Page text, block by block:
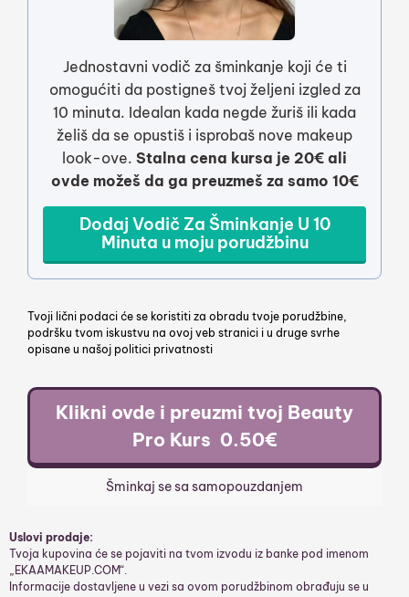
Jednostavni vodič za šminkanje koji će ti
omogućiti da postigneš tvoj željeni izgled za
10 minuta. Idealan kada negde žuriš ili kada
želiš da se opustiš i isprobaš nove makeup
look-ove. Stalna cena kursa je 20€ ali
ovde možeš da ga preuzmeš za samo 10€
Dodaj Vodič Za Šminkanje U 10
Minuta u moju porudžbinu
Tvoji lični podaci će se koristiti za obradu tvoje porudžbine,
podršku tvom iskustvu na ovoj veb stranici i u druge svrhe
opisane u našoj politici privatnosti
Klikni ovde i preuzmi tvoj Beauty
Pro Kurs 0.50€
Šminkaj se sa samopouzdanjem
Uslovi prodaje:
Tvoja kupovina će se pojaviti na tvom izvodu iz banke pod imenom
„EKAAMAKEUP.COM“.
Informacije dostavljene u vezi sa ovom porudžbinom obrađuju se u